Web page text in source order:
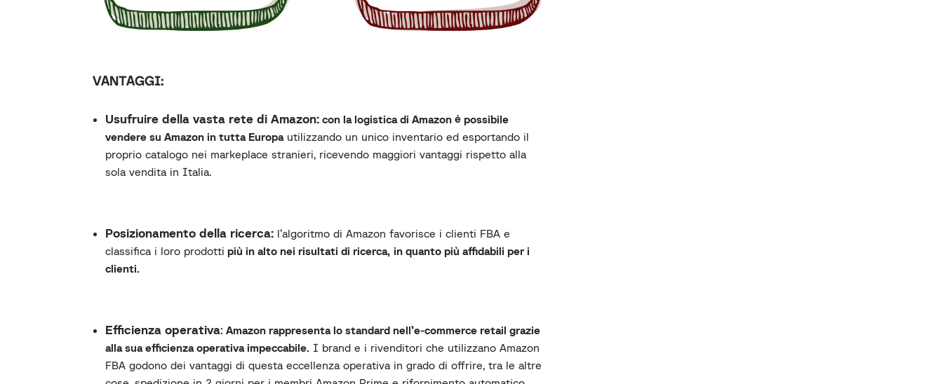
VANTAGGI:
Usufruire della vasta rete di Amazon: con la logistica di Amazon è possibile
vendere su Amazon in tutta Europa utilizzando un unico inventario ed esportando il
proprio catalogo nei markeplace stranieri, ricevendo maggiori vantaggi rispetto alla
sola vendita in Italia.
Posizionamento della ricerca: l’algoritmo di Amazon favorisce i clienti FBA e
classifica i loro prodotti più in alto nei risultati di ricerca, in quanto più affidabili per i
clienti.
Efficienza operativa: Amazon rappresenta lo standard nell’e-commerce retail grazie
alla sua efficienza operativa impeccabile. I brand e i rivenditori che utilizzano Amazon
FBA godono dei vantaggi di questa eccellenza operativa in grado di offrire, tra le altre